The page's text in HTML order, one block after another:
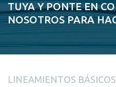
TUYA Y PONTE EN
NOSOTROS PARA
LINEAMIENTOS BÁSICOS